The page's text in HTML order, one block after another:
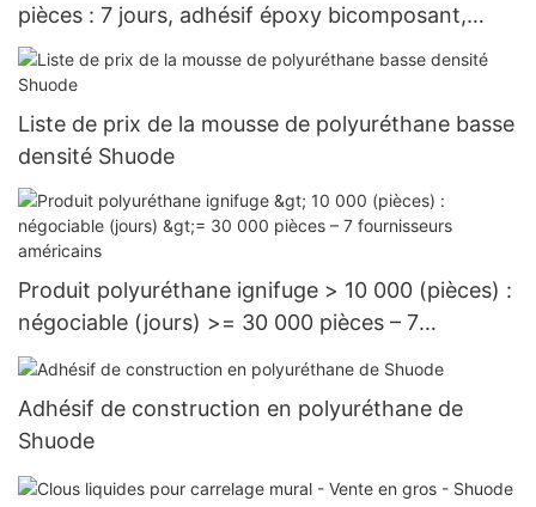
pièces : 7 jours, adhésif époxy bicomposant,
vente en gros - Shuode
Liste de prix de la mousse de polyuréthane basse
densité Shuode
Produit polyuréthane ignifuge > 10 000 (pièces) :
négociable (jours) >= 30 000 pièces – 7
fournisseurs américains
Adhésif de construction en polyuréthane de
Shuode